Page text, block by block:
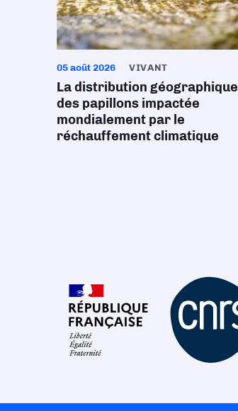
05 août 2026 VIVANT
La distribution géographique
des papillons impactée
mondialement par le
réchauffement climatique